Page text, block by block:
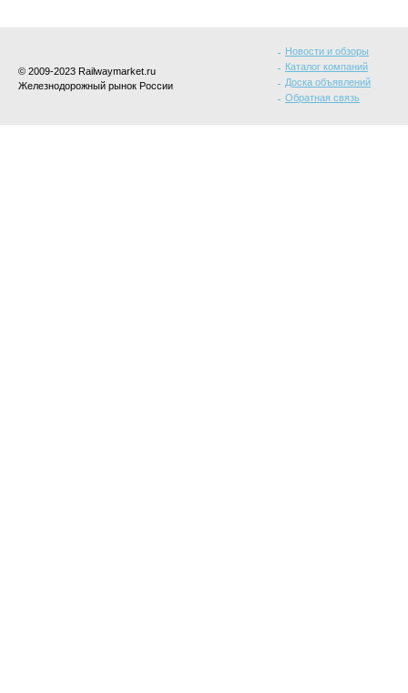
© 2009-2023 Railwaymarket.ru
Железнодорожный рынок России
Новости и обзоры
Каталог компаний
Доска объявлений
Обратная связь